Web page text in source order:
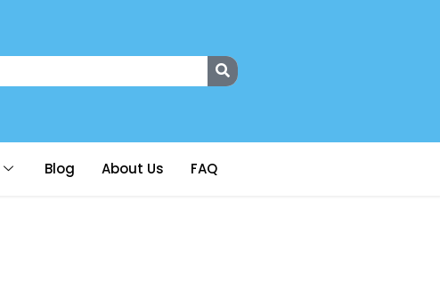
Blog About Us FAQ